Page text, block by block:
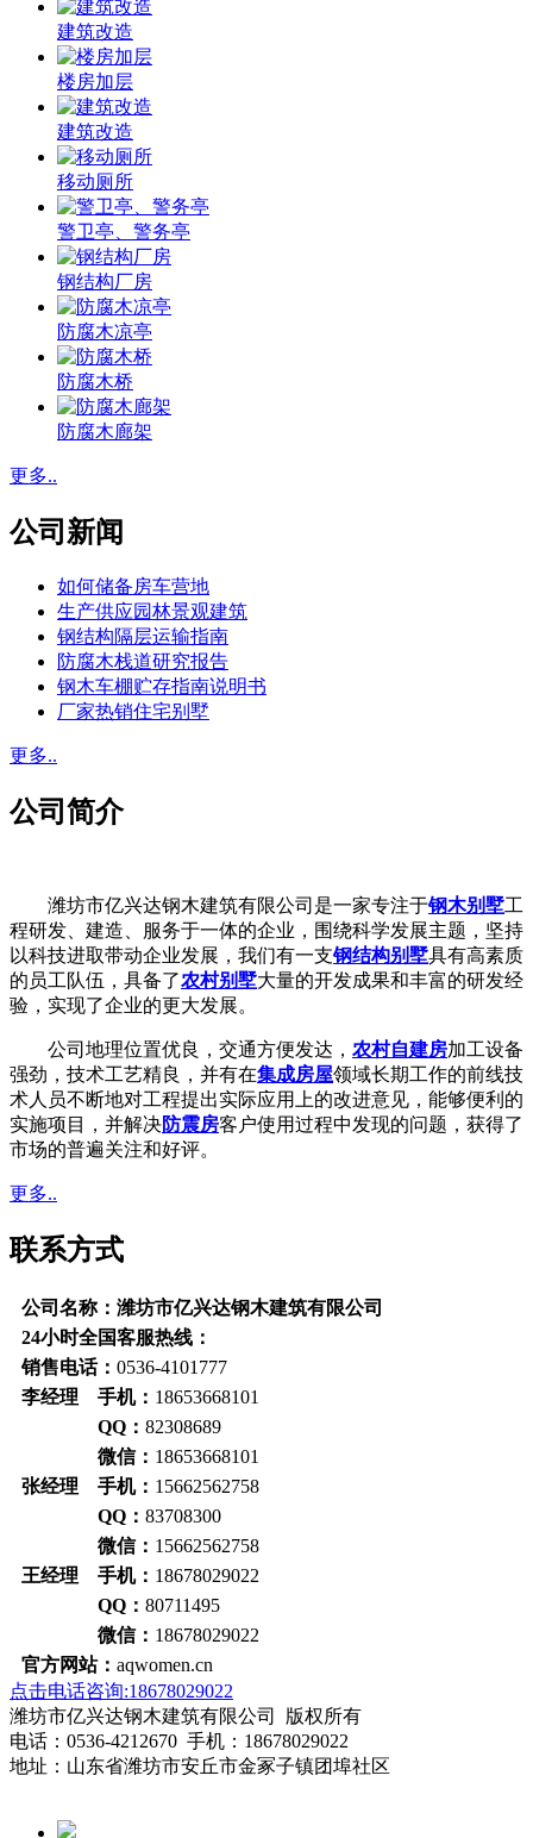
建筑改造
楼房加层
建筑改造
移动厕所
警卫亭、警务亭
钢结构厂房
防腐木凉亭
防腐木桥
防腐木廊架
更多..
公司新闻
如何储备房车营地
生产供应园林景观建筑
钢结构隔层运输指南
防腐木栈道研究报告
钢木车棚贮存指南说明书
厂家热销住宅别墅
更多..
公司简介
潍坊市亿兴达钢木建筑有限公司是一家专注于钢木别墅工
程研发、建造、服务于一体的企业，围绕科学发展主题，坚持
以科技进取带动企业发展，我们有一支钢结构别墅具有高素质
的员工队伍，具备了农村别墅大量的开发成果和丰富的研发经
验，实现了企业的更大发展。
公司地理位置优良，交通方便发达， 农村自建房加工设备
强劲，技术工艺精良，并有在集成房屋领域长期工作的前线技
术人员不断地对工程提出实际应用上的改进意见，能够便利的
实施项目，并解决防震房客户使用过程中发现的问题，获得了
市场的普遍关注和好评。
更多..
联系方式
公司名称：潍坊市亿兴达钢木建筑有限公司
24小时全国客服热线：
销售电话： 0536-4101777
李经理 手机： 18653668101
QQ： 82308689
微信： 18653668101
张经理 手机： 15662562758
QQ： 83708300
微信： 15662562758
王经理 手机： 18678029022
QQ： 80711495
微信： 18678029022
官方网站： aqwomen.cn
点击电话咨询:18678029022
潍坊市亿兴达钢木建筑有限公司 版权所有
电话：0536-4212670 手机：18678029022
地址：山东省潍坊市安丘市金冢子镇团埠社区